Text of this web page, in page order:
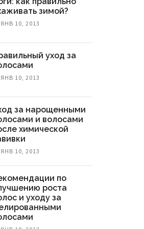
25
Как Обойти
Сайта Провайдером?
зимой?
ЯНВ 10, 2013
уход за
ЯНВ 10, 2013
за нарощенными
и волосами
химической
ЯНВ 10, 2013
по
роста
и уходу за